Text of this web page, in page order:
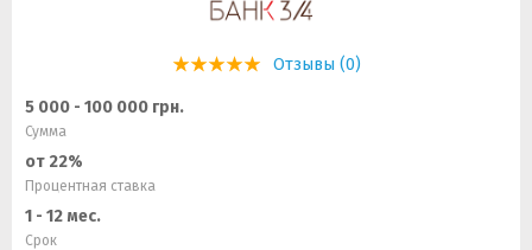
Отзывы (0)
5 000 - 100 000 грн.
Сумма
от 22%
Процентная ставка
1 - 12 мес.
Срок